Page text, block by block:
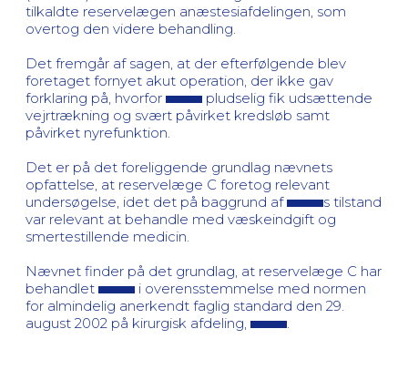
tilkaldte reservelægen anæstesiafdelingen, som
overtog den videre behandling.
Det fremgår af sagen, at der efterfølgende blev
foretaget fornyet akut operation, der ikke gav
forklaring på, hvorfor
pludselig fik udsættende
vejrtrækning og svært påvirket kredsløb samt
påvirket nyrefunktion.
Det er på det foreliggende grundlag nævnets
opfattelse, at reservelæge C foretog relevant
undersøgelse, idet det på baggrund af
s tilstand
var relevant at behandle med væskeindgift og
smertestillende medicin.
Nævnet finder på det grundlag, at reservelæge C har
behandlet
i overensstemmelse med normen
for almindelig anerkendt faglig standard den 29.
august 2002 på kirurgisk afdeling,